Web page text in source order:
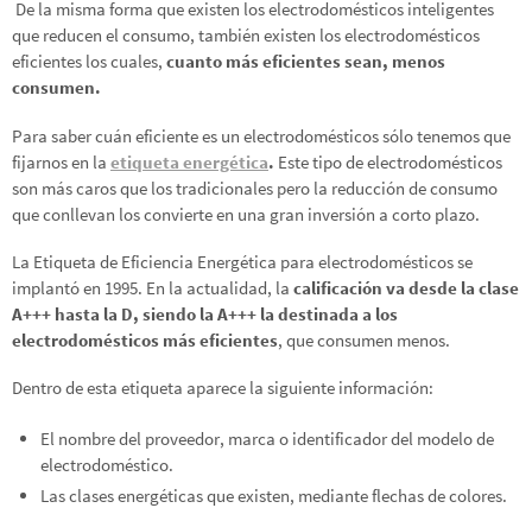
De la misma forma que existen los electrodomésticos inteligentes
que reducen el consumo, también existen los electrodomésticos
eficientes los cuales, cuanto más eficientes sean, menos
consumen.
Para saber cuán eficiente es un electrodomésticos sólo tenemos que
fijarnos en la etiqueta energética. Este tipo de electrodomésticos
son más caros que los tradicionales pero la reducción de consumo
que conllevan los convierte en una gran inversión a corto plazo.
La Etiqueta de Eficiencia Energética para electrodomésticos se
implantó en 1995. En la actualidad, la calificación va desde la clase
A+++ hasta la D, siendo la A+++ la destinada a los
electrodomésticos más eficientes, que consumen menos.
Dentro de esta etiqueta aparece la siguiente información:
El nombre del proveedor, marca o identificador del modelo de
electrodoméstico.
Las clases energéticas que existen, mediante flechas de colores.